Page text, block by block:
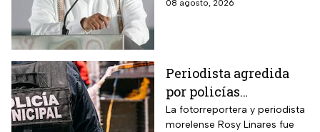
asesinato de Carlos
08 agosto, 2026
Periodista agredida
por policías
municipales
La fotorreportera y periodista
morelense Rosy Linares fue